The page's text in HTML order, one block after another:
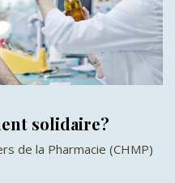
solidaire?
de la Pharmacie (CHMP)